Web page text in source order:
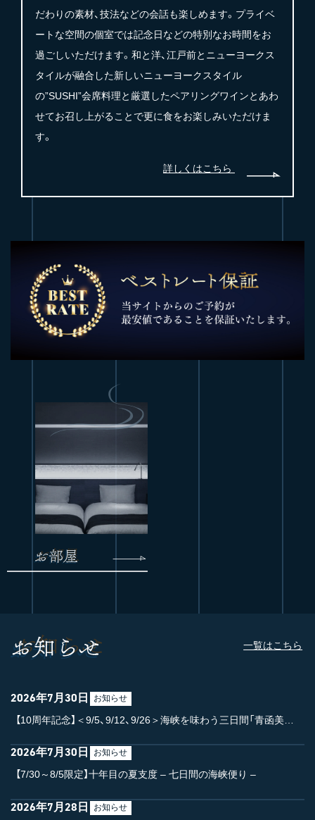
だわりの素材、技法などの会話も楽しめます。プライベ
ートな空間の個室では記念日などの特別なお時間をお
過ごしいただけます。和と洋、江戸前とニューヨークス
タイルが融合した新しいニューヨークスタイル
の”SUSHI”会席料理と厳選したペアリングワインとあわ
せてお召し上がることで更に食をお楽しみいただけま
す。
詳しくはこちら
2026年7月30日 お知らせ
2026年7月30日 お知らせ
【7/30～8/5限定】十年目の夏支度 – 七日間の海峡便り –
2026年7月28日 お知らせ
一覧はこちら